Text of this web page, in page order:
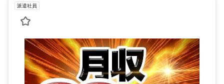
派遣社員